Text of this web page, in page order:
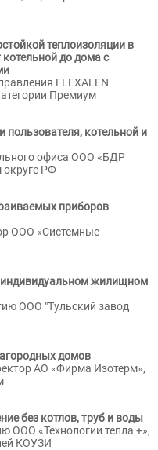
теплоизоляции в
до дома с
FLEXALEN
Премиум
пользователя, котельной и
офиса ООО «БДР
РФ
приборов
ООО «Системные
индивидуальном жилищном
ООО "Тульский завод
домов
АО «Фирма Изотерм»,
без котлов, труб и воды
ООО «Технологии тепла +»,
КОУЗИ